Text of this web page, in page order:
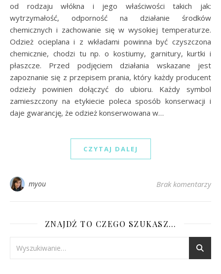
od rodzaju włókna i jego właściwości takich jak:
wytrzymałość, odporność na działanie środków
chemicznych i zachowanie się w wysokiej temperaturze.
Odzież ocieplana i z wkładami powinna być czyszczona
chemicznie, chodzi tu np. o kostiumy, garnitury, kurtki i
płaszcze. Przed podjęciem działania wskazane jest
zapoznanie się z przepisem prania, który każdy producent
odzieży powinien dołączyć do ubioru. Każdy symbol
zamieszczony na etykiecie poleca sposób konserwacji i
daje gwarancję, że odzież konserwowana w…
CZYTAJ DALEJ
myou Brak komentarzy
ZNAJDŹ TO CZEGO SZUKASZ…